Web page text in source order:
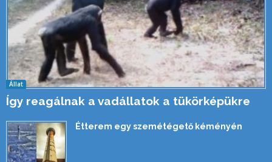
Állat
Így reagálnak a vadállatok a tükörképükre
Étterem egy szemétégető kéményén